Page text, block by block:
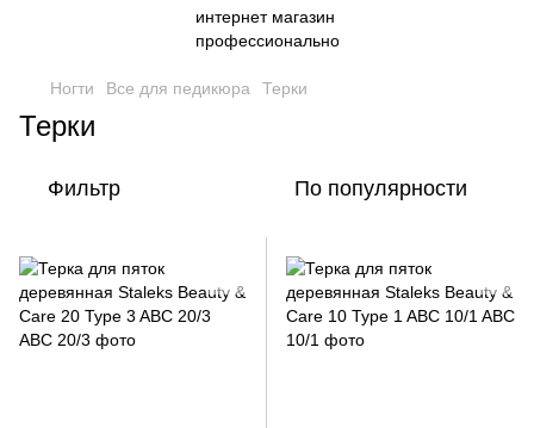
Ногти Все для педикюра Терки
Терки
Фильтр По популярности